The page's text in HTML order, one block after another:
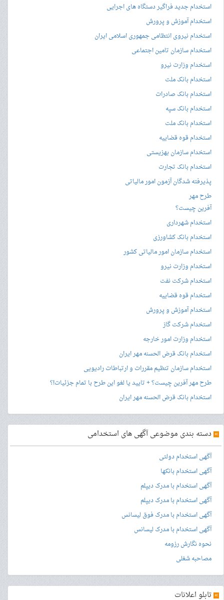
استخدام جدید فراگیر دستگاه های اجرایی
استخدام آموزش و پرورش
استخدام نیروی انتظامی جمهوری اسلامی ایران
استخدام سازمان تامین اجتماعی
استخدام وزارت نیرو
استخدام بانک ملت
استخدام بانک صادرات
استخدام بانک سپه
استخدام بانک ملت
استخدام قوه قضاییه
استخدام سازمان بهزیستی
استخدام بانک تجارت
پذیرفته شدگان آزمون امور مالیاتی
طرح مهر
آفرین چیست؟
استخدام شهرداری
استخدام بانک کشاورزی
استخدام سازمان امور مالیاتی کشور
استخدام وزارت نیرو
استخدام شرکت نفت
استخدام قوه قضاییه
استخدام آموزش و پرورش
استخدام شرکت گاز
استخدام وزارت امور خارجه
استخدام بانک قرض الحسنه مهر ایران
استخدام سازمان تنظیم مقررات و ارتباطات رادیویی
طرح مهر آفرین چیست؟ + تایید یا لغو این طرح با تمام جزئیات!؟
استخدام بانک قرض الحسنه مهر ایران
» دسته بندی موضوعی آگهی های استخدامی
آگهی استخدام دولتی
آگهی استخدام بانکها
آگهی استخدام با مدرک دیپلم
آگهی استخدام با مدرک دیپلم
آگهی استخدام با مدرک فوق لیسانس
آگهی استخدام با مدرک لیسانس
نحوه نگارش رزومه
مصاحبه شغلی
» تابلو اعلانات